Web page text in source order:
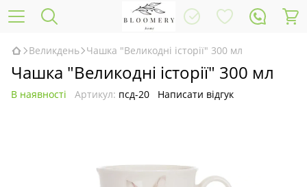
Великдень Чашка "Великодні історії" 300 мл
Чашка "Великодні історії" 300 мл
В наявності Артикул: псд-20 Написати відгук